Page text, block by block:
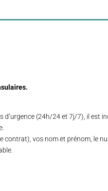
(24h/24 et 7j/7), il est
vos nom et prénom, le